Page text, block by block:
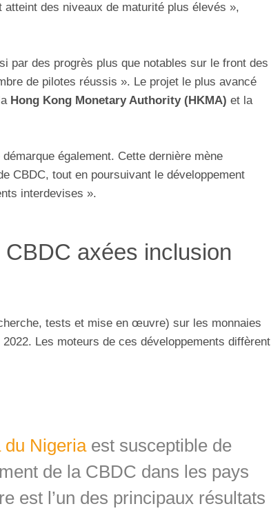
des niveaux de maturité plus élevés »,
par des progrès plus que notables sur le front des
de pilotes réussis ». Le projet le plus avancé
Hong Kong Monetary Authority (HKMA) et la
également. Cette dernière mène
CBDC, tout en poursuivant le développement
interdevises ».
CBDC axées inclusion
tests et mise en œuvre) sur les monnaies
Les moteurs de ces développements diffèrent
du Nigeriaest susceptible de
de la CBDC dans les pays
est l’un des principaux résultats